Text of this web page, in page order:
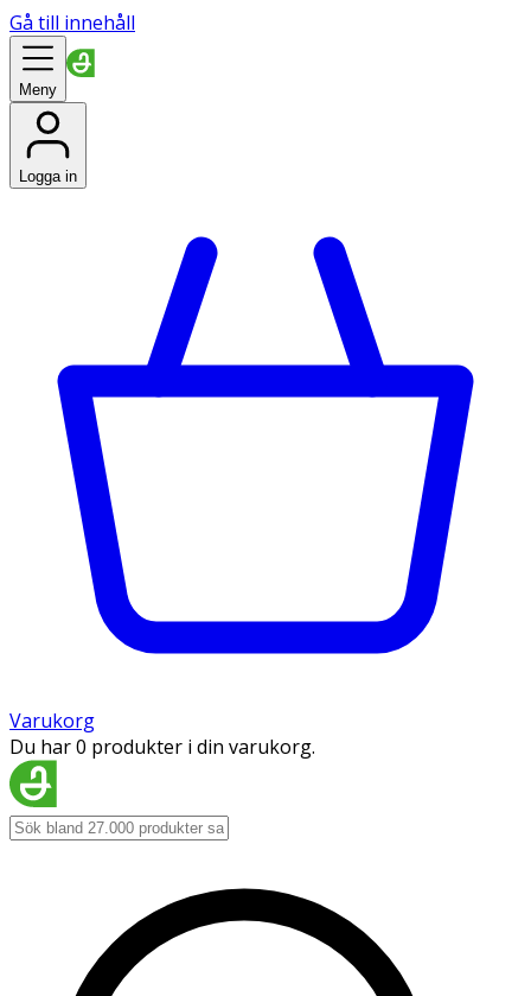
Gå till innehåll
Meny
Logga in
Varukorg
Du har 0 produkter i din varukorg.